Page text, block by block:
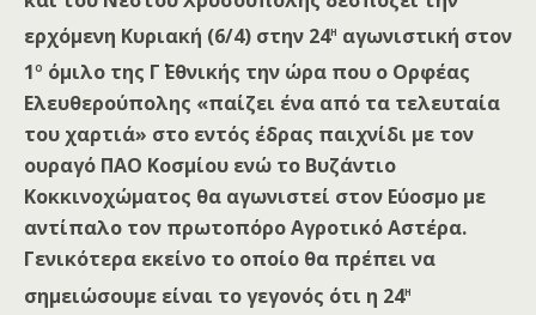
ερχόμενη Κυριακή (6/4) στην 24η αγωνιστική στον
1ο όμιλο της Γ΄ Εθνικής την ώρα που ο Ορφέας
Ελευθερούπολης «παίζει ένα από τα τελευταία
του χαρτιά» στο εντός έδρας παιχνίδι με τον
ουραγό ΠΑΟ Κοσμίου ενώ το Βυζάντιο
Κοκκινοχώματος θα αγωνιστεί στον Εύοσμο με
αντίπαλο τον πρωτοπόρο Αγροτικό Αστέρα.
Γενικότερα εκείνο το οποίο θα πρέπει να
σημειώσουμε είναι το γεγονός ότι η 24η